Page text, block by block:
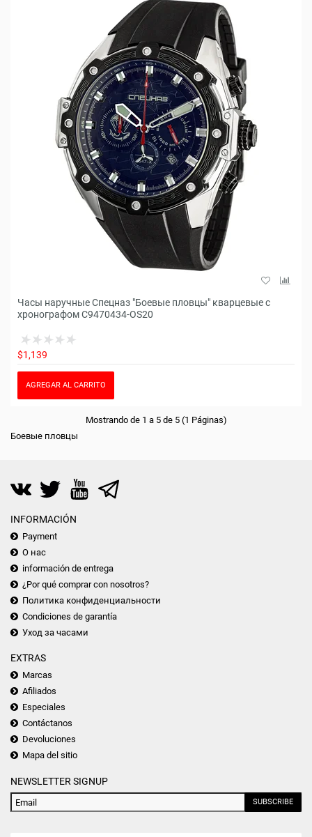
Часы наручные Спецназ "Боевые пловцы" кварцевые с
хронографом С9470434-OS20
$1,139
AGREGAR AL CARRITO
Mostrando de 1 a 5 de 5 (1 Páginas)
Боевые пловцы
INFORMACIÓN
Payment
О нас
información de entrega
¿Por qué comprar con nosotros?
Политика конфиденциальности
Condiciones de garantía
Уход за часами
EXTRAS
Marcas
Afiliados
Especiales
Contáctanos
Devoluciones
Mapa del sitio
NEWSLETTER SIGNUP
SUBSCRIBE